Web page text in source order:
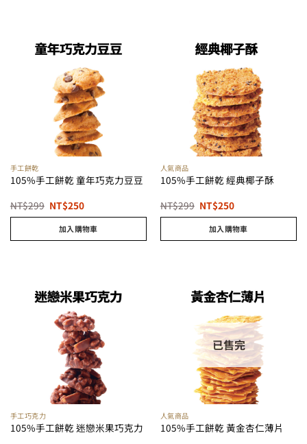
手工餅乾
105%手工餅乾 童年巧克力豆豆
NT$299 原
始
價
格：
NT$299。
NT$250目
前
價
格：
NT$250。
加入購物車
人氣商品
105%手工餅乾 經典椰子酥
NT$299 原
始
價
格：
NT$299。
NT$250目
前
價
格：
NT$250。
加入購物車
手工巧克力
105%手工餅乾 迷戀米果巧克力
已售完
人氣商品
105%手工餅乾 黃金杏仁薄片